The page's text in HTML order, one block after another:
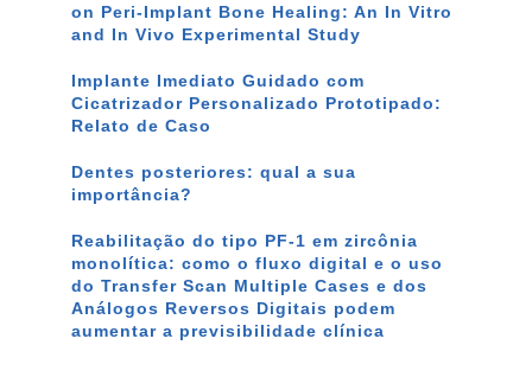
on Peri-Implant Bone Healing: An In Vitro
and In Vivo Experimental Study
Implante Imediato Guidado com
Cicatrizador Personalizado Prototipado:
Relato de Caso
Dentes posteriores: qual a sua
importância?
Reabilitação do tipo PF-1 em zircônia
monolítica: como o fluxo digital e o uso
do Transfer Scan Multiple Cases e dos
Análogos Reversos Digitais podem
aumentar a previsibilidade clínica